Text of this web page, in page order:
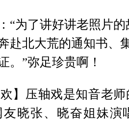
“为了讲好讲老照片
赴北大荒的通知书、
。”弥足珍贵啊！
】 压轴戏是知音老
晓张、晓奋姐妹演